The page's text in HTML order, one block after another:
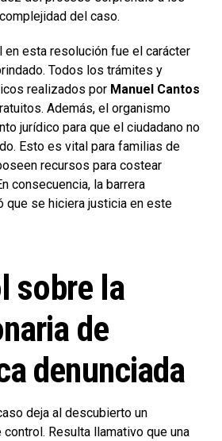
del caso.
en esta resolución fue el carácter
Todos los trámites y
realizados por Manuel Cantos
Además, el organismo
jurídico para que el ciudadano no
Esto es vital para familias de
recursos para costear
consecuencia, la barrera
que se hiciera justicia en este
sobre la
de
denunciada
deja al descubierto un
Resulta llamativo que una